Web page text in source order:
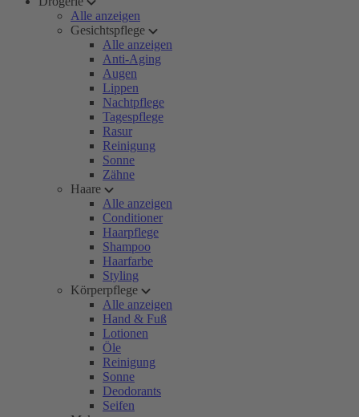
Alle anzeigen
Gesichtspflege
Alle anzeigen
Anti-Aging
Augen
Lippen
Nachtpflege
Tagespflege
Rasur
Reinigung
Sonne
Zähne
Haare
Alle anzeigen
Conditioner
Haarpflege
Shampoo
Haarfarbe
Styling
Körperpflege
Alle anzeigen
Hand & Fuß
Lotionen
Öle
Reinigung
Sonne
Deodorants
Seifen